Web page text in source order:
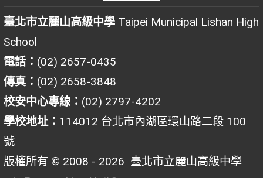
臺北市立麗山高級中學 Taipei Municipal Lishan High
School
電話： (02) 2657-0435
傳真： (02) 2658-3848
校安中心專線： (02) 2797-4202
學校地址： 114012 台北市內湖區環山路二段 100
號
版權所有 © 2008 - 2026 臺北市立麗山高級中學